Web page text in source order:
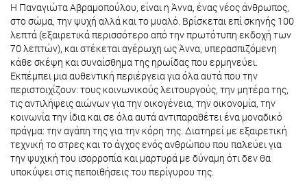
Η Παναγιώτα Αβραμοπούλου, είναι η Άννα, ένας νέος άνθρωπος,
στο σώμα, την ψυχή αλλά και το μυαλό. Βρίσκεται επί σκηνής 100
λεπτά (εξαιρετικά περισσότερο από την πρωτότυπη εκδοχή των
70 λεπτών), και στέκεται αγέρωχη ως Άννα, υπερασπιζόμενη
κάθε σκέψη και συναίσθημα της ηρωίδας που ερμηνεύει.
Εκπέμπει μια αυθεντική περιέργεια για όλα αυτά που την
περιστοιχίζουν: τους κοινωνικούς λειτουργούς, την μητέρα της,
τις αντιλήψεις αιώνων για την οικογένεια, την οικονομία, την
κοινωνία την ίδια και σε όλα αυτά αντιπαραθέτει ένα μοναδικό
πράγμα: την αγάπη της για την κόρη της. Διατηρεί με εξαιρετική
τεχνική το στρες και το άγχος ενός ανθρώπου που παλεύει για
την ψυχική του ισορροπία και μαρτυρά με δύναμη ότι δεν θα
υποκύψει στις πεποιθήσεις του περίγυρου της.